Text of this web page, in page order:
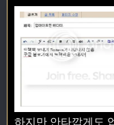
하지만 안타깝게도